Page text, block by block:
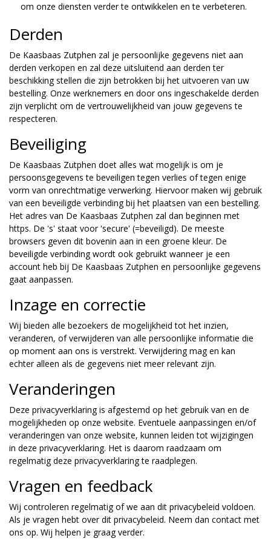
om onze diensten verder te ontwikkelen en te verbeteren.
Derden
De Kaasbaas Zutphen zal je persoonlijke gegevens niet aan
derden verkopen en zal deze uitsluitend aan derden ter
beschikking stellen die zijn betrokken bij het uitvoeren van uw
bestelling. Onze werknemers en door ons ingeschakelde derden
zijn verplicht om de vertrouwelijkheid van jouw gegevens te
respecteren.
Beveiliging
De Kaasbaas Zutphen doet alles wat mogelijk is om je
persoonsgegevens te beveiligen tegen verlies of tegen enige
vorm van onrechtmatige verwerking. Hiervoor maken wij gebruik
van een beveiligde verbinding bij het plaatsen van een bestelling.
Het adres van De Kaasbaas Zutphen zal dan beginnen met
https. De 's' staat voor 'secure' (=beveiligd). De meeste
browsers geven dit bovenin aan in een groene kleur. De
beveiligde verbinding wordt ook gebruikt wanneer je een
account heb bij De Kaasbaas Zutphen en persoonlijke gegevens
gaat aanpassen.
Inzage en correctie
Wij bieden alle bezoekers de mogelijkheid tot het inzien,
veranderen, of verwijderen van alle persoonlijke informatie die
op moment aan ons is verstrekt. Verwijdering mag en kan
echter alleen als de gegevens niet meer relevant zijn.
Veranderingen
Deze privacyverklaring is afgestemd op het gebruik van en de
mogelijkheden op onze website. Eventuele aanpassingen en/of
veranderingen van onze website, kunnen leiden tot wijzigingen
in deze privacyverklaring. Het is daarom raadzaam om
regelmatig deze privacyverklaring te raadplegen.
Vragen en feedback
Wij controleren regelmatig of we aan dit privacybeleid voldoen.
Als je vragen hebt over dit privacybeleid. Neem dan contact met
ons op. Wij helpen je graag verder.